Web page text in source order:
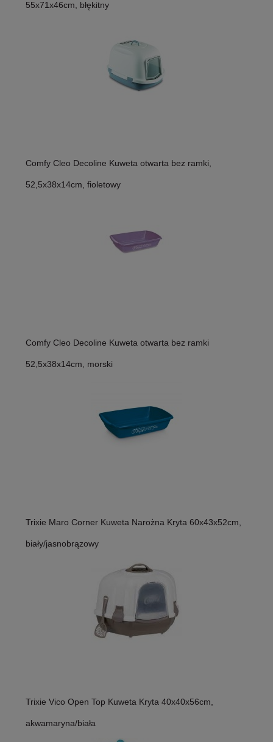
55x71x46cm, błękitny
Comfy Cleo Decoline Kuweta otwarta bez ramki,
52,5x38x14cm, fioletowy
Comfy Cleo Decoline Kuweta otwarta bez ramki
52,5x38x14cm, morski
Trixie Maro Corner Kuweta Narożna Kryta 60x43x52cm,
biały/jasnobrązowy
Trixie Vico Open Top Kuweta Kryta 40x40x56cm,
akwamaryna/biała